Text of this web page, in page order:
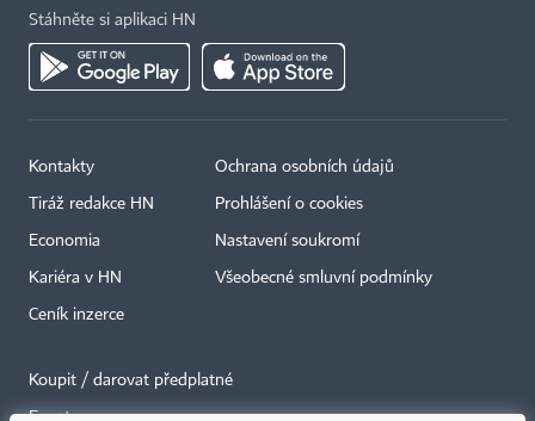
Stáhněte si aplikaci HN
Kontakty
Tiráž redakce HN
Economia
Kariéra v HN
Ceník inzerce
Ochrana osobních údajů
Prohlášení o cookies
Nastavení soukromí
Všeobecné smluvní podmínky
Koupit / darovat předplatné
Eventy